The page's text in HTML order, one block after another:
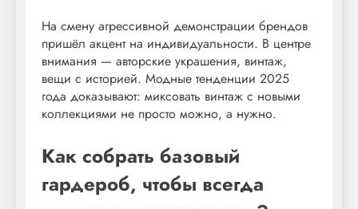
На смену агрессивной демонстрации брендов
пришёл акцент на индивидуальности. В центре
внимания — авторские украшения, винтаж,
вещи с историей. Модные тенденции 2025
года доказывают: миксовать винтаж с новыми
коллекциями не просто можно, а нужно.
Как собрать базовый
гардероб, чтобы всегда